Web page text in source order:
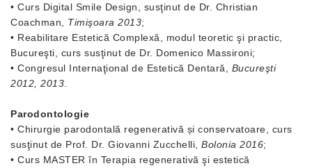
• Curs Digital Smile Design, susţinut de Dr. Christian
Coachman, Timişoara 2013;
• Reabilitare Estetică Complexă, modul teoretic şi practic,
Bucureşti, curs susţinut de Dr. Domenico Massironi;
• Congresul Internaţional de Estetică Dentară, Bucureşti
2012, 2013
Parodontologie
• Chirurgie parodontală regenerativă și conservatoare, curs
susţinut de Prof. Dr. Giovanni Zucchelli, Bolonia 2016;
• Curs MASTER în Terapia regenerativă şi estetică